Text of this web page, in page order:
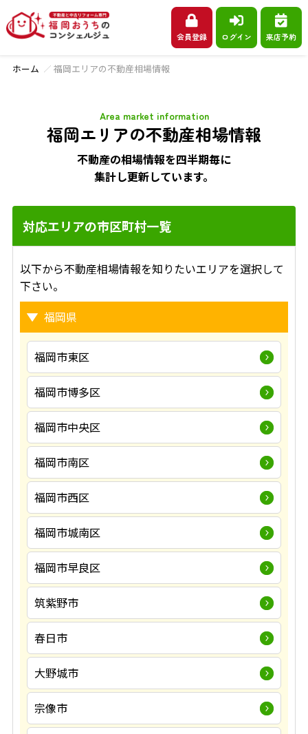
会員登録 ログイン 来店予約
ホーム 福岡エリアの不動産相場情報
福岡エリアの不動産相場情報
Area market information
不動産の相場情報を四半期毎に
集計し更新しています。
対応エリアの市区町村一覧
以下から不動産相場情報を知りたいエリアを選択して
下さい。
福岡県
福岡市東区
福岡市博多区
福岡市中央区
福岡市南区
福岡市西区
福岡市城南区
福岡市早良区
筑紫野市
春日市
大野城市
宗像市